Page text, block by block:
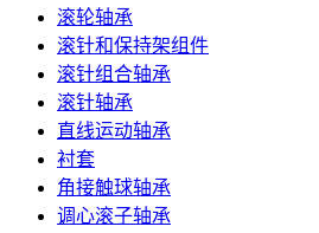
滚轮轴承
滚针和保持架组件
滚针组合轴承
滚针轴承
直线运动轴承
衬套
角接触球轴承
调心滚子轴承